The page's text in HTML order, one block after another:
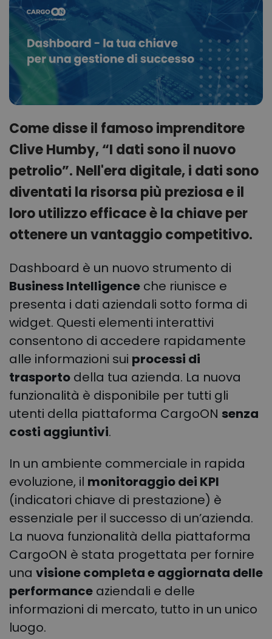
Come disse il famoso imprenditore
Clive Humby, “I dati sono il nuovo
petrolio”. Nell'era digitale, i dati sono
diventati la risorsa più preziosa e il
loro utilizzo efficace è la chiave per
ottenere un vantaggio competitivo.
Dashboard è un nuovo strumento di
Business Intelligence che riunisce e
presenta i dati aziendali sotto forma di
widget. Questi elementi interattivi
consentono di accedere rapidamente
alle informazioni sui processi di
trasporto della tua azienda. La nuova
funzionalità è disponibile per tutti gli
utenti della piattaforma CargoON senza
costi aggiuntivi.
In un ambiente commerciale in rapida
evoluzione, il monitoraggio dei KPI
(indicatori chiave di prestazione) è
essenziale per il successo di un’azienda.
La nuova funzionalità della piattaforma
CargoON è stata progettata per fornire
una visione completa e aggiornata delle
performance aziendali e delle
informazioni di mercato, tutto in un unico
luogo.